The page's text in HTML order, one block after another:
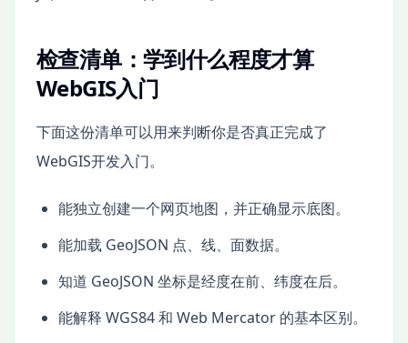
检查清单：学到什么程度才算
WebGIS入门
下面这份清单可以用来判断你是否真正完成了
WebGIS开发入门。
能独立创建一个网页地图，并正确显示底图。
能加载 GeoJSON 点、线、面数据。
知道 GeoJSON 坐标是经度在前、纬度在后。
能解释 WGS84 和 Web Mercator 的基本区别。